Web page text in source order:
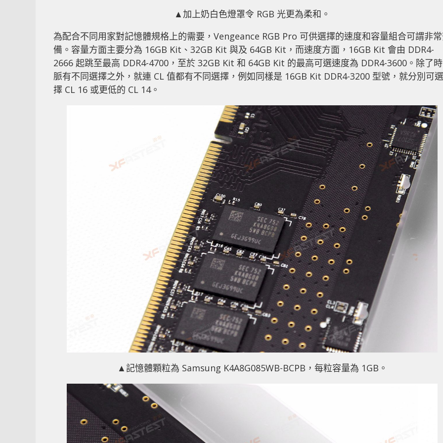
▲加上奶白色燈罩令 RGB 光更為柔和。
為配合不同用家對記憶體規格上的需要，Vengeance RGB Pro 可供選擇的速度和容量組合可謂非
備。容量方面主要分為 16GB Kit、32GB Kit 與及 64GB Kit，而速度方面，16GB Kit 會由 DDR4-
2666 起跳至最高 DDR4-4700，至於 32GB Kit 和 64GB Kit 的最高可選速度為 DDR4-3600。除了時
脈有不同選擇之外，就連 CL 值都有不同選擇，例如同樣是 16GB Kit DDR4-3200 型號，就分別可選
擇 CL 16 或更低的 CL 14。
▲記憶體顆粒為 Samsung K4A8G085WB-BCPB，每粒容量為 1GB。